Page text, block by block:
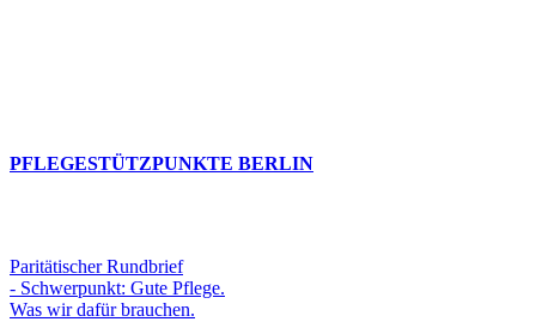
PFLEGESTÜTZPUNKTE BERLIN
Paritätischer Rundbrief
- Schwerpunkt: Gute Pflege.
Was wir dafür brauchen.